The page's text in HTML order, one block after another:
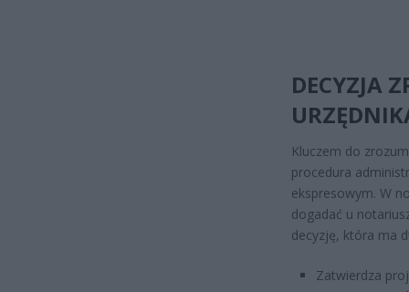
DECYZJA
Kluczem do
procedura
ekspresowym. W
dogadać u
decyzję, która ma
Zatwierdza